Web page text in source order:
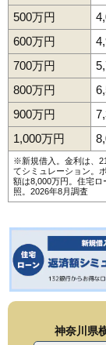
500万円
600万円
700万円
800万円
900万円
1,000万円
※新規借入。金利は、
てシミュレーション。
額は8,000万円。 住宅ロ
照。2026年8月調査
神奈川県